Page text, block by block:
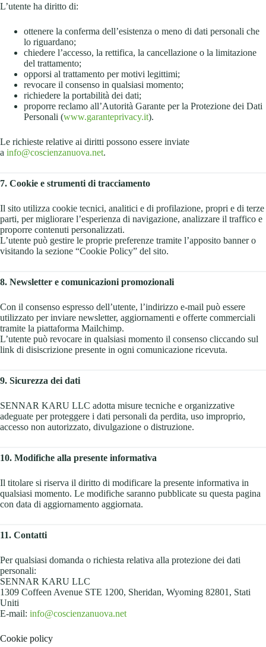
L’utente ha diritto di:
ottenere la conferma dell’esistenza o meno di dati personali che
lo riguardano;
chiedere l’accesso, la rettifica, la cancellazione o la limitazione
del trattamento;
opporsi al trattamento per motivi legittimi;
revocare il consenso in qualsiasi momento;
richiedere la portabilità dei dati;
proporre reclamo all’Autorità Garante per la Protezione dei Dati
Personali (www.garanteprivacy.it).
Le richieste relative ai diritti possono essere inviate
a info@coscienzanuova.net.
7. Cookie e strumenti di tracciamento
Il sito utilizza cookie tecnici, analitici e di profilazione, propri e di terze
parti, per migliorare l’esperienza di navigazione, analizzare il traffico e
proporre contenuti personalizzati.
L’utente può gestire le proprie preferenze tramite l’apposito banner o
visitando la sezione “Cookie Policy” del sito.
8. Newsletter e comunicazioni promozionali
Con il consenso espresso dell’utente, l’indirizzo e-mail può essere
utilizzato per inviare newsletter, aggiornamenti e offerte commerciali
tramite la piattaforma Mailchimp.
L’utente può revocare in qualsiasi momento il consenso cliccando sul
link di disiscrizione presente in ogni comunicazione ricevuta.
9. Sicurezza dei dati
SENNAR KARU LLC adotta misure tecniche e organizzative
adeguate per proteggere i dati personali da perdita, uso improprio,
accesso non autorizzato, divulgazione o distruzione.
10. Modifiche alla presente informativa
Il titolare si riserva il diritto di modificare la presente informativa in
qualsiasi momento. Le modifiche saranno pubblicate su questa pagina
con data di aggiornamento aggiornata.
11. Contatti
Per qualsiasi domanda o richiesta relativa alla protezione dei dati
personali:
SENNAR KARU LLC
1309 Coffeen Avenue STE 1200, Sheridan, Wyoming 82801, Stati
Uniti
E-mail: info@coscienzanuova.net
Cookie policy